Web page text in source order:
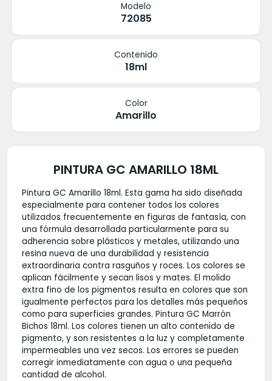
Modelo
72085
Contenido
18ml
Color
Amarillo
PINTURA GC AMARILLO 18ML
Pintura GC Amarillo 18ml. Esta gama ha sido diseñada
especialmente para contener todos los colores
utilizados frecuentemente en figuras de fantasía, con
una fórmula desarrollada particularmente para su
adherencia sobre plásticos y metales, utilizando una
resina nueva de una durabilidad y resistencia
extraordinaria contra rasguños y roces. Los colores se
aplican fácilmente y secan lisos y mates. El molido
extra fino de los pigmentos resulta en colores que son
igualmente perfectos para los detalles más pequeños
como para superficies grandes. Pintura GC Marrón
Bichos 18ml. Los colores tienen un alto contenido de
pigmento, y son resistentes a la luz y completamente
impermeables una vez secos. Los errores se pueden
corregir inmediatamente con agua o una pequeña
cantidad de alcohol.